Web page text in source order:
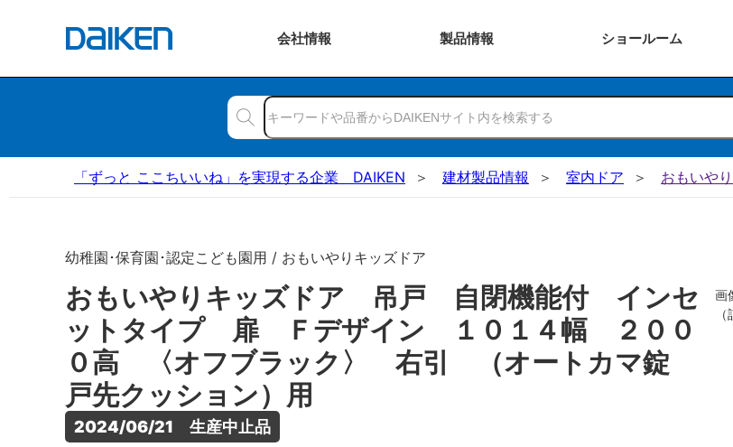
会社情報 製品情報 ショールーム
「ずっと ここちいいね」を実現する企業 DAIKEN 建材製品情報 室内ドア おもいや
幼稚園･保育園･認定こども園用 / おもいやりキッズドア
おもいやりキッズドア 吊戸 自閉機能付 インセ
ットタイプ 扉 Ｆデザイン １０１４幅 ２００
０高 〈オフブラック〉 右引 （オートカマ錠
戸先クッション）用
2024/06/21　生産中止品
画